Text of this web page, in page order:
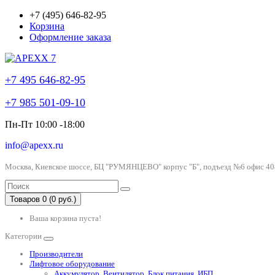
+7 (495) 646-82-95
Корзина
Оформление заказа
+7 495 646-82-95
+7 985 501-09-10
Пн-Пт 10:00 -18:00
info@apexx.ru
Москва, Киевское шоссе, БЦ "РУМЯНЦЕВО" корпус "Б", подъезд №6 офис
Товаров 0 (0 руб.)
Ваша корзина пуста!
Категории
Производители
Лифтовое оборудование